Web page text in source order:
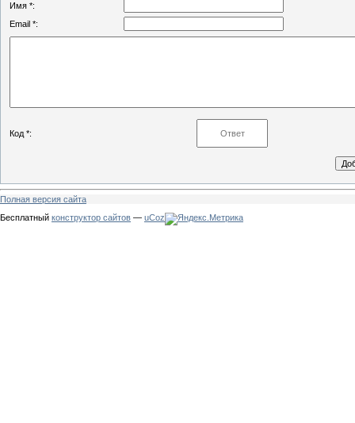
Имя *:
Email *:
Код *:
Полная версия сайта
Бесплатный конструктор сайтов — uCoz